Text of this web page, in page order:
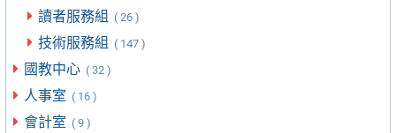
讀者服務組 ( 26 )
技術服務組 ( 147 )
國教中心 ( 32 )
人事室 ( 16 )
會計室 ( 9 )